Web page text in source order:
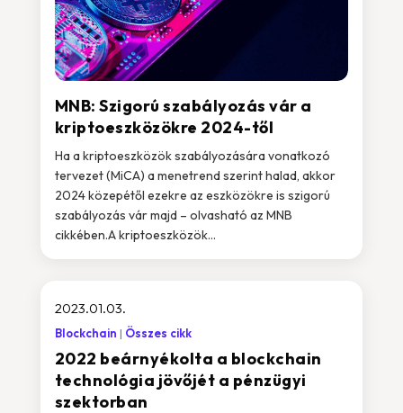
MNB: Szigorú szabályozás vár a
kriptoeszközökre 2024-től
Ha a kriptoeszközök szabályozására vonatkozó
tervezet (MiCA) a menetrend szerint halad, akkor
2024 közepétől ezekre az eszközökre is szigorú
szabályozás vár majd – olvasható az MNB
cikkében.A kriptoeszközök...
2022 beárnyékolta a blockchain
technológia jövőjét a pénzügyi
szektorban
2023.01.03.
Blockchain Összes cikk